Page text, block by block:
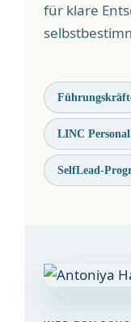
für klare
LINC
SelfLead-